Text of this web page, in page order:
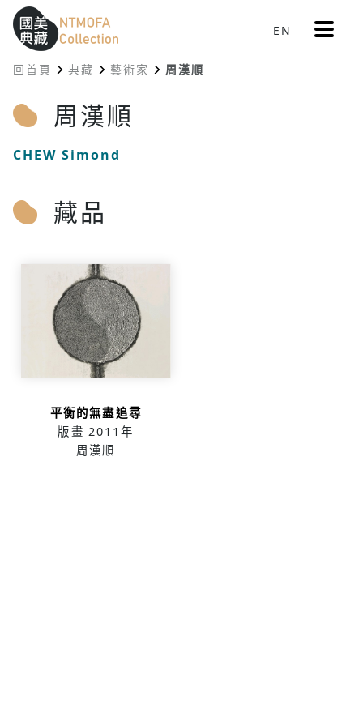
跳到中間主要內容區
網站導覽
::: EN 更
多
:::
回首頁 典藏 藝術家 周漢順
周漢順
CHEW Simond
藏品
平衡的無盡追尋
版畫 2011年
周漢順